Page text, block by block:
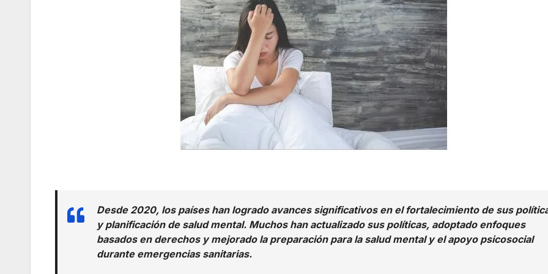
Desde 2020, los países han logrado avances significativos en el fortalecimiento de sus
y planificación de salud mental. Muchos han actualizado sus políticas, adoptado enfoques
basados ​​en derechos y mejorado la preparación para la salud mental y el apoyo psicosocial
durante emergencias sanitarias.